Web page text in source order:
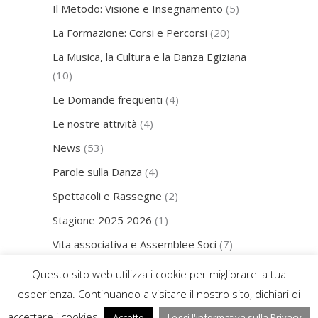
Il Metodo: Visione e Insegnamento (5)
La Formazione: Corsi e Percorsi (20)
La Musica, la Cultura e la Danza Egiziana
(10)
Le Domande frequenti (4)
Le nostre attività (4)
News (53)
Parole sulla Danza (4)
Spettacoli e Rassegne (2)
Stagione 2025 2026 (1)
Vita associativa e Assemblee Soci (7)
Seguici
Affiliata UISP Codice Registro CONI nr.
A050802
Le nostre attività sono riservate ai
Soci
Copyright © 2018 Associazione Sportiva
Dilettantistica Artemide Danza Egiziana
Vietata la riproduzione, anche parziale.
Questo sito web utilizza i cookie per migliorare la tua
esperienza. Continuando a visitare il nostro sito, dichiari di